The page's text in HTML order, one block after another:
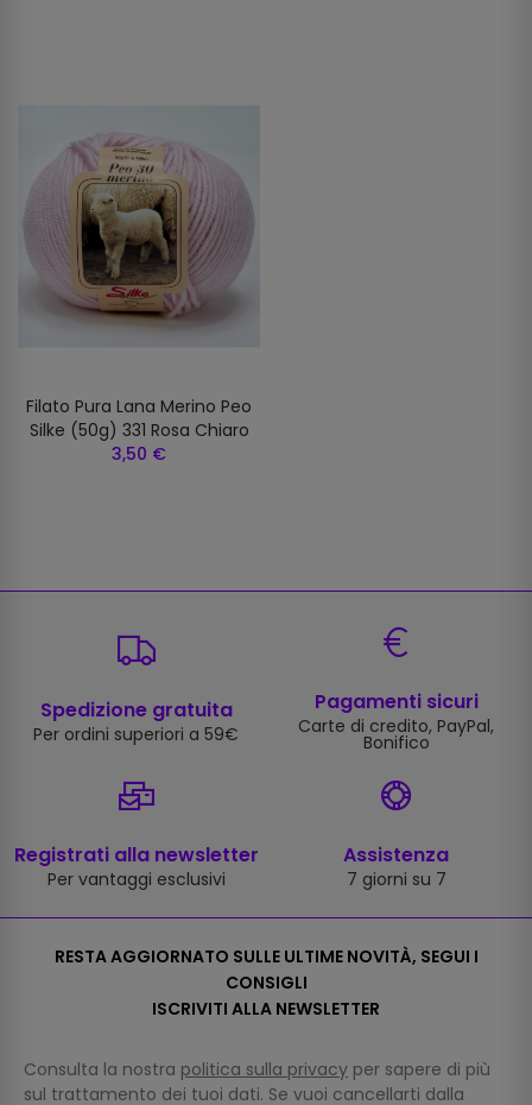
Filato Pura Lana Merino Peo
Silke (50g) 331 Rosa Chiaro
3,50 €
Spedizione gratuita
Per ordini superiori a 59€
Pagamenti sicuri
Carte di credito, PayPal,
Bonifico
Registrati alla newsletter
Per vantaggi esclusivi
Assistenza
7 giorni su 7
RESTA AGGIORNATO SULLE ULTIME NOVITÀ, SEGUI I
CONSIGLI
ISCRIVITI ALLA NEWSLETTER
Consulta la nostra politica sulla privacy per sapere di più
sul trattamento dei tuoi dati. Se vuoi cancellarti dalla